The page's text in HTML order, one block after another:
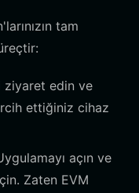
tam
ziyaret edin ve
ettiğiniz cihaz
açın ve
Zaten EVM